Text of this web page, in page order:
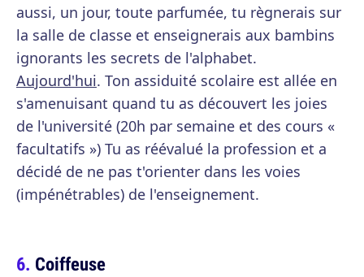
aussi, un jour, toute parfumée, tu règnerais sur
la salle de classe et enseignerais aux bambins
ignorants les secrets de l'alphabet.
Aujourd'hui. Ton assiduité scolaire est allée en
s'amenuisant quand tu as découvert les joies
de l'université (20h par semaine et des cours «
facultatifs ») Tu as réévalué la profession et a
décidé de ne pas t'orienter dans les voies
(impénétrables) de l'enseignement.
Coiffeuse